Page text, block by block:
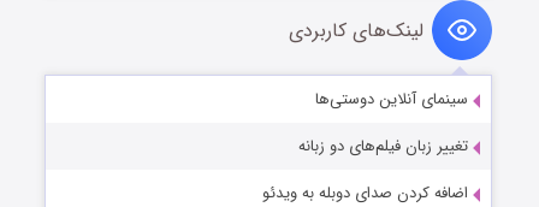
لینک‌های کاربردی
سینمای آنلاین دوستی‌ها
تغییر زبان فیلم‌های دو زبانه
اضافه کردن صدای دوبله به ویدئو